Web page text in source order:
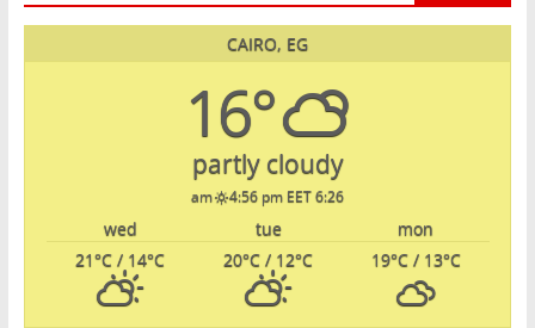
CAIRO, EG
16°
partly cloudy
6:26 am
4:56 pm EET
mon
tue
wed
19°C/ 13°C
20°C / 12°C
21°C / 14°C